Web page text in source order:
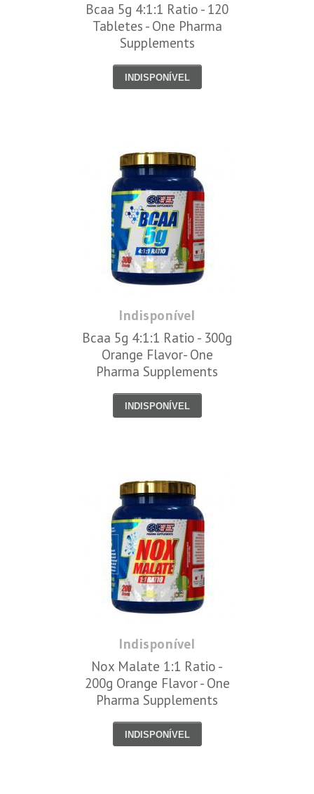
Bcaa 5g 4:1:1 Ratio - 120
Tabletes - One Pharma
Supplements
INDISPONÍVEL
Indisponível
Bcaa 5g 4:1:1 Ratio - 300g
Orange Flavor- One
Pharma Supplements
INDISPONÍVEL
Indisponível
Nox Malate 1:1 Ratio -
200g Orange Flavor - One
Pharma Supplements
INDISPONÍVEL